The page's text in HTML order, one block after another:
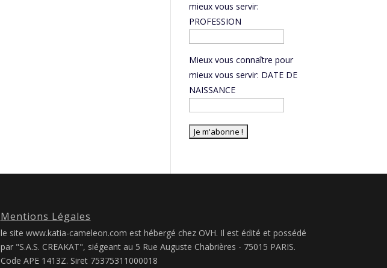
mieux vous servir:
PROFESSION
Mieux vous connaître pour
mieux vous servir: DATE DE
NAISSANCE
Mentions Légales
le site www.katia-cameleon.com est hébergé chez OVH. Il est édité et possédé
par "S.A.S. CREAKAT", siégeant au 5 Rue Auguste Chabrières - 75015 PARIS.
Code APE 1413Z. Siret 75375311000018